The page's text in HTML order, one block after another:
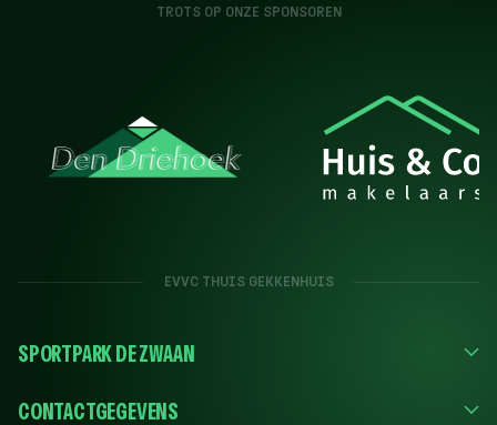
TROTS OP ONZE SPONSOREN
EVVC THUIS GEKKENHUIS
SPORTPARK DE ZWAAN
CONTACTGEGEVENS